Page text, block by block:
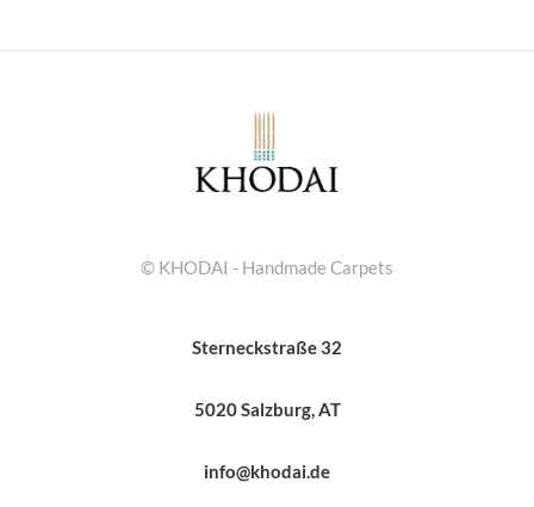
© KHODAI - Handmade Carpets
Sterneckstraße 32
5020 Salzburg, AT
info@khodai.de